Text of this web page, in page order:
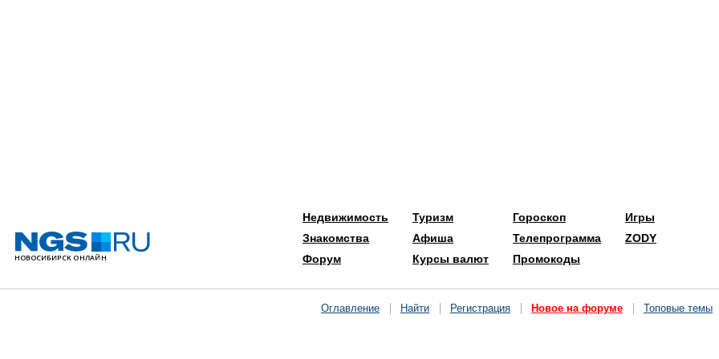
Недвижимость
Знакомства
Форум
Туризм
Афиша
Курсы валют
Гороскоп
Телепрограмма
Промокоды
Игры
ZODY
Оглавление Найти Регистрация Новое на форуме Топовые темы